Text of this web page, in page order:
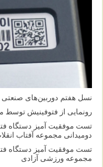
نسل هفتم دوربین‌های
رونمایی از فتوفینیش توسط
تست موفقیت آمیز دستگاه
دومیدانی مجموعه آفتاب
تست موفقیت آمیز دستگاه
مجموعه ورزشی آزادی